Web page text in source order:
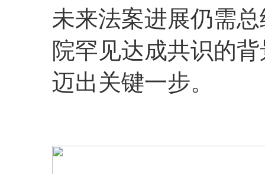
未来法案进展仍需
院罕见达成共识的
迈出关键一步。